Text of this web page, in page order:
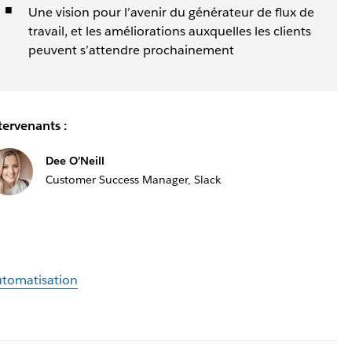
Une vision pour l’avenir du générateur de flux de
travail, et les améliorations auxquelles les clients
peuvent s’attendre prochainement
:
Dee O’Neill
Customer Success Manager, Slack